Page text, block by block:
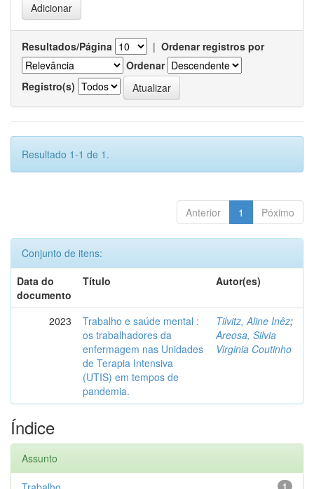
Resultados/Página | Ordenar registros por
Ordenar
Registro(s)
Resultado 1-1 de 1.
Anterior 1 Póximo
Conjunto de itens:
Data do
documento
Título Autor(es)
2023
Trabalho e saúde mental :
os trabalhadores da
enfermagem nas Unidades
de Terapia Intensiva
(UTIS) em tempos de
pandemia.
Tilvitz, Aline Inêz;
Areosa, Silvia
Virginia Coutinho
Índice
Assunto
1